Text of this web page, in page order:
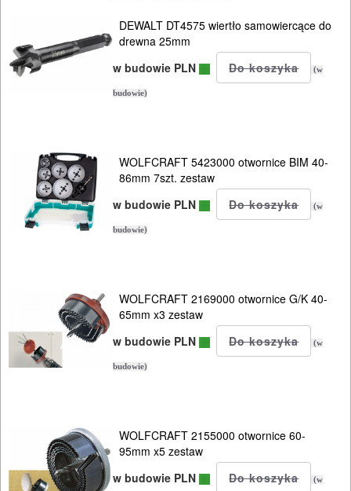
DEWALT DT4575 wiertło samowiercące do
drewna 25mm
w budowie PLN
(w
budowie)
WOLFCRAFT 5423000 otwornice BIM 40-
86mm 7szt. zestaw
w budowie PLN
(w
budowie)
WOLFCRAFT 2169000 otwornice G/K 40-
65mm x3 zestaw
w budowie PLN
(w
budowie)
WOLFCRAFT 2155000 otwornice 60-
95mm x5 zestaw
w budowie PLN
(w